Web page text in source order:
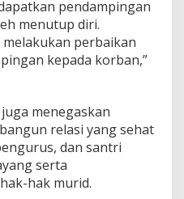
pendampingan
menutup diri.
perbaikan
kepada korban,”
menegaskan
relasi yang sehat
dan santri
serta
hak murid.